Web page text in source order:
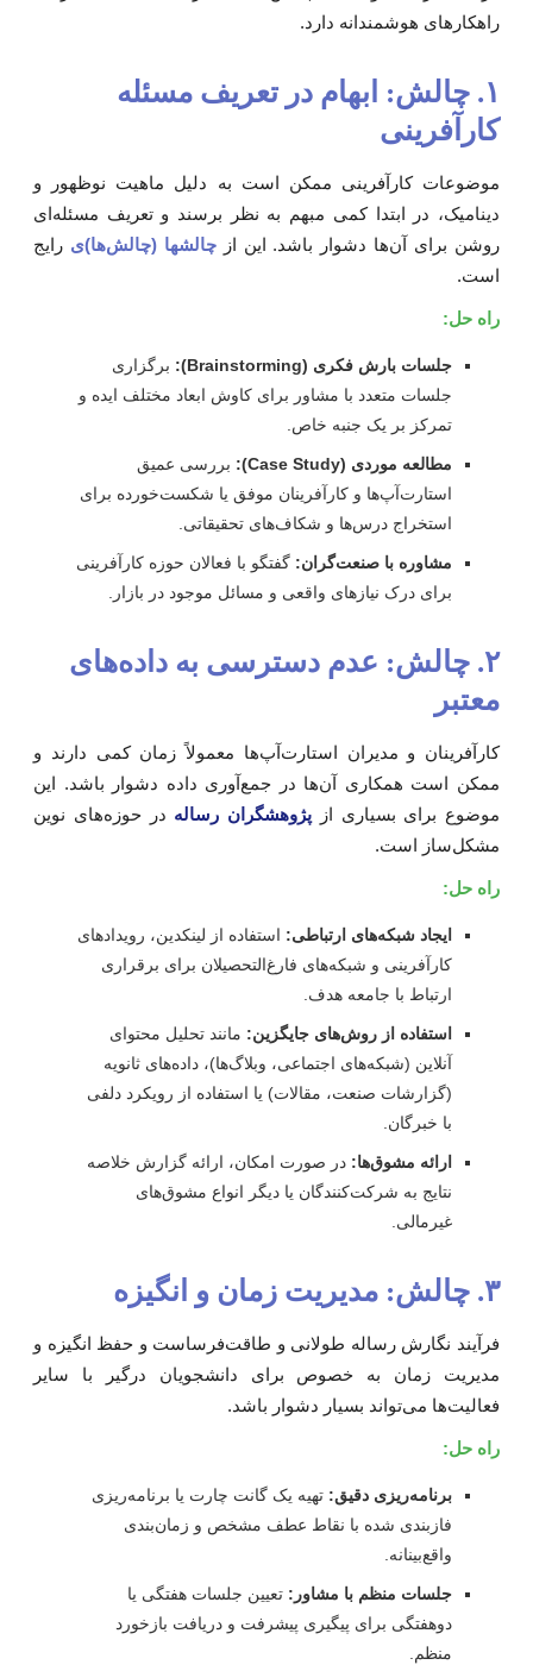
هوشمندانه دارد.
۱. چالش: ابهام در تعریف مسئله
کارآفرینی ممکن است به دلیل ماهیت نوظهور و
در ابتدا کمی مبهم به نظر برسند و تعریف مسئله‌ای
برای آن‌ها دشوار باشد. این ازچالشها (چالش‌ها)یرایج
حل:
جلسات بارش فکری (Brainstorming):
برگزاری
جلسات متعدد با مشاور برای کاوش ابعاد مختلف ایده و
تمرکز بر یک جنبه خاص.
مطالعه موردی (Case Study):
بررسی عمیق
استارت‌آپ‌ها و کارآفرینان موفق یا شکست‌خورده برای
استخراج درس‌ها و شکاف‌های تحقیقاتی.
مشاوره با صنعت‌گران:گفتگو با فعالان حوزه کارآفرینی
برای درک نیازهای واقعی و مسائل موجود در بازار.
۲. چالش: عدم دسترسی به داده‌های
و مدیران استارت‌آپ‌ها معمولاً زمان کمی دارند و
است همکاری آن‌ها در جمع‌آوری داده دشوار باشد. این
برای بسیاری ازپژوهشگران رساله در حوزه‌های نوین
است.
حل:
ایجاد شبکه‌های ارتباطی:استفاده از لینکدین، رویدادهای
کارآفرینی و شبکه‌های فارغ‌التحصیلان برای برقراری
ارتباط با جامعه هدف.
استفاده از روش‌های جایگزین:مانند تحلیل محتوای
آنلاین (شبکه‌های اجتماعی، وبلاگ‌ها)، داده‌های ثانویه
(گزارشات صنعت، مقالات) یا استفاده از رویکرد دلفی
با خبرگان.
ارائه مشوق‌ها:در صورت امکان، ارائه گزارش خلاصه
نتایج به شرکت‌کنندگان یا دیگر انواع مشوق‌های
غیرمالی.
نگارش رساله طولانی و طاقت‌فرساست و حفظ انگیزه و
زمان به خصوص برای دانشجویان درگیر با سایر
می‌تواند بسیار دشوار باشد.
حل:
برنامه‌ریزی دقیق:تهیه یک گانت چارت یا برنامه‌ریزی
فازبندی شده با نقاط عطف مشخص و زمان‌بندی
واقع‌بینانه.
جلسات منظم با مشاور:تعیین جلسات هفتگی یا
دوهفتگی برای پیگیری پیشرفت و دریافت بازخورد
منظم.